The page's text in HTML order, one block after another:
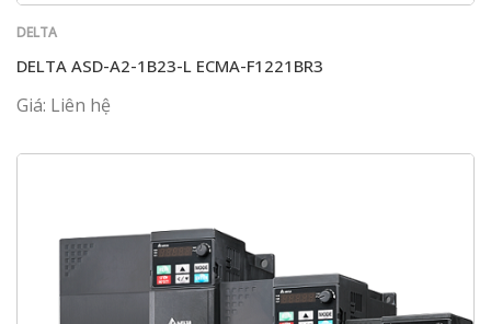
DELTA
DELTA ASD-A2-1B23-L ECMA-F1221BR3
Giá: Liên hệ